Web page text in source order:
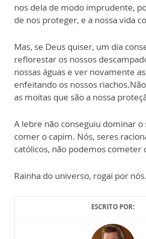
nos dela de modo imprudente,
de nos proteger, e a nossa vida
Mas, se Deus quiser, um dia
reflorestar os nossos
nossas águas e ver novamente
enfeitando os nossos
as moitas que são a nossa
A lebre não conseguiu dominar o
comer o capim. Nós, seres
católicos, não podemos cometer
Rainha do universo, rogai por nós.
ESCRITO POR: